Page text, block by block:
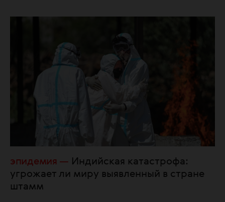
эпидемия
Индийская катастрофа:
угрожает ли миру выявленный в стране
штамм